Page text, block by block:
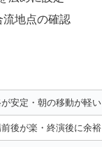
流地点の確認
が安定・朝の移動が軽い
後が楽・終演後に余裕